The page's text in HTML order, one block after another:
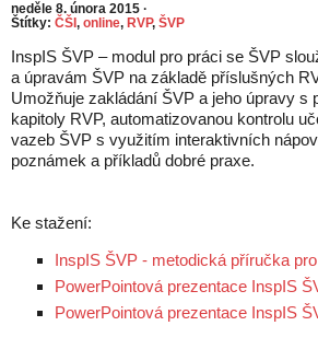
neděle 8. února 2015 ·
Štítky: ČŠI, online, RVP, ŠVP
InspIS ŠVP – modul pro práci se ŠVP
a úpravám ŠVP na základě příslušných
Umožňuje zakládání ŠVP a jeho úpravy s
kapitoly RVP, automatizovanou kontrolu
vazeb ŠVP s využitím interaktivních
poznámek a příkladů dobré praxe.
Ke stažení:
InspIS ŠVP - metodická příručka
PowerPointová prezentace InspIS
PowerPointová prezentace InspIS